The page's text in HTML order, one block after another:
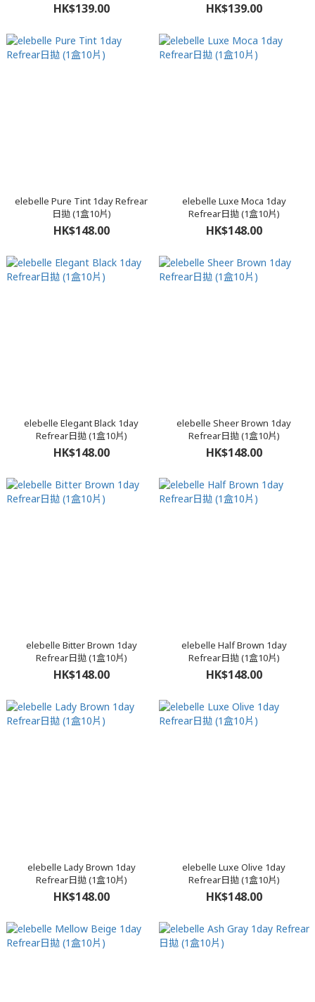
HK$139.00 HK$139.00
elebelle Pure Tint 1day Refrear
日拋 (1盒10片)
HK$148.00
elebelle Luxe Moca 1day
Refrear日拋 (1盒10片)
HK$148.00
elebelle Elegant Black 1day
Refrear日拋 (1盒10片)
HK$148.00
elebelle Sheer Brown 1day
Refrear日拋 (1盒10片)
HK$148.00
elebelle Bitter Brown 1day
Refrear日拋 (1盒10片)
HK$148.00
elebelle Half Brown 1day
Refrear日拋 (1盒10片)
HK$148.00
elebelle Lady Brown 1day
Refrear日拋 (1盒10片)
HK$148.00
elebelle Luxe Olive 1day
Refrear日拋 (1盒10片)
HK$148.00